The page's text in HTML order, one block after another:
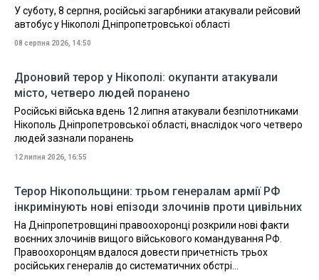
У суботу, 8 серпня, російські загарбники атакували рейсовий
автобус у Нікополі Дніпропетровської області
08 серпня 2026, 14:50
Дроновий терор у Нікополі: окупанти атакували
місто, четверо людей поранено
Російські війська вдень 12 липня атакували безпілотниками
Нікополь Дніпропетровської області, внаслідок чого четверо
людей зазнали поранень
12 липня 2026, 16:55
Терор Нікопольщини: трьом генералам армії РФ
інкримінують нові епізоди злочинів проти цивільних
На Дніпропетровщині правоохоронці розкрили нові факти
воєнних злочинів вищого військового командування РФ.
Правоохоронцям вдалося довести причетність трьох
російських генералів до систематичних обстрі...